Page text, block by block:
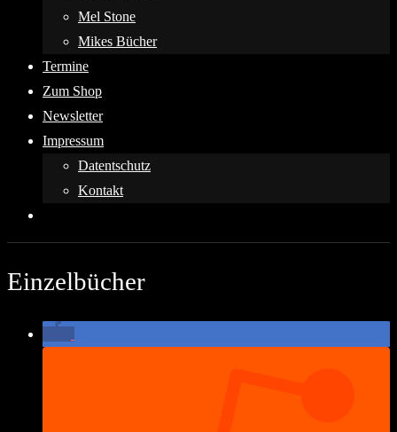
Mel Stone
Mikes Bücher
Termine
Zum Shop
Newsletter
Impressum
Datentschutz
Kontakt
Einzelbücher